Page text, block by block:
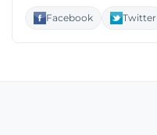
Facebook Twitter